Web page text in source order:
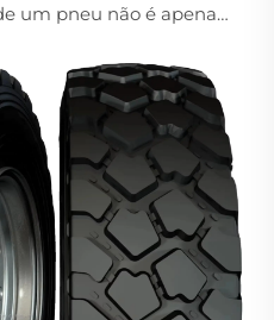
um pneu não é apenas
crítica para veículos
de uma perfuração